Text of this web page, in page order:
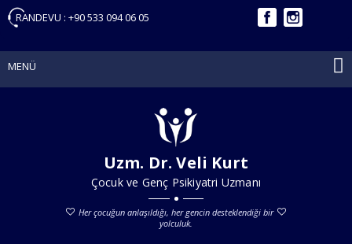
RANDEVU : +90 533 094 06 05
MENÜ
Uzm. Dr. Veli Kurt
Çocuk ve Genç Psikiyatri Uzmanı
Her çocuğun anlaşıldığı, her gencin desteklendiği bir
yolculuk.